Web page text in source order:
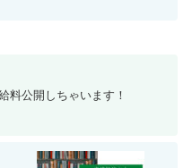
料公開しちゃいます！